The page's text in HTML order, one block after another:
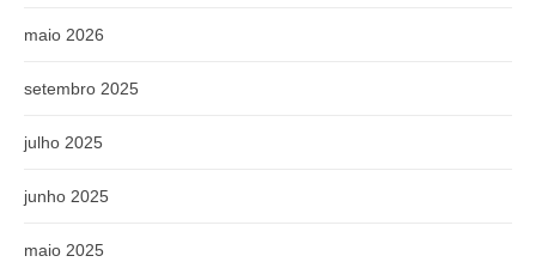
maio 2026
setembro 2025
julho 2025
junho 2025
maio 2025